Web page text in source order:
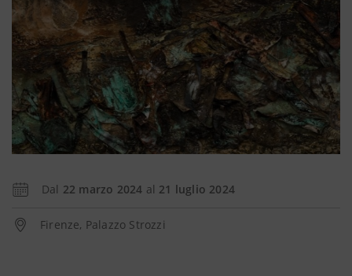
Dal 22 marzo 2024 al 21 luglio 2024
Firenze, Palazzo Strozzi